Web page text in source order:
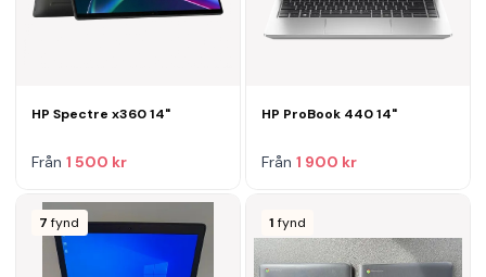
HP Spectre x360 14"
Från 1 500 kr
HP ProBook 440 14"
Från 1 900 kr
7 fynd 1 fynd